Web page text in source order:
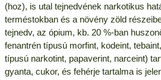
(hoz), is utal tejnedvének narkotikus
terméstokban és a növény zöld
tejnedv, az ópium, kb. 20 %-ban
fenantrén típusú morfint, kodeint,
típusú narkotint, papaverint, narceint)
gyanta, cukor, és fehérje tartalma is